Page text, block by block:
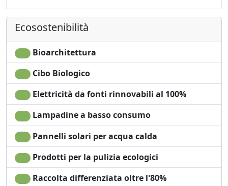
Terrazza
Asciugamani
Ingresso
Ecosostenibilità
Bioarchitettura
Cibo Biologico
Elettricità da fonti rinnovabili al 100%
Lampadine a basso consumo
Pannelli solari per acqua calda
Prodotti per la pulizia ecologici
Raccolta differenziata oltre l'80%